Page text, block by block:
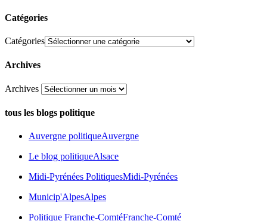
Catégories
Catégories
Archives
Archives
tous les blogs politique
Auvergne politiqueAuvergne
Le blog politiqueAlsace
Midi-Pyrénées PolitiquesMidi-Pyrénées
Municip'AlpesAlpes
Politique Franche-ComtéFranche-Comté